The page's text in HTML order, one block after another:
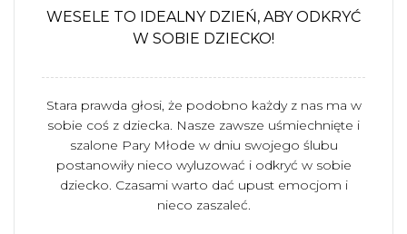
WESELE TO IDEALNY DZIEŃ, ABY ODKRYĆ
W SOBIE DZIECKO!
Stara prawda głosi, że podobno każdy z nas ma w
sobie coś z dziecka. Nasze zawsze uśmiechnięte i
szalone Pary Młode w dniu swojego ślubu
postanowiły nieco wyluzować i odkryć w sobie
dziecko. Czasami warto dać upust emocjom i
nieco zaszaleć.